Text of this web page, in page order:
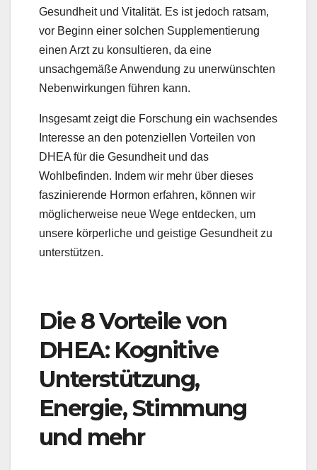
Gesundheit und Vitalität. Es ist jedoch ratsam,
vor Beginn einer solchen Supplementierung
einen Arzt zu konsultieren, da eine
unsachgemäße Anwendung zu unerwünschten
Nebenwirkungen führen kann.
Insgesamt zeigt die Forschung ein wachsendes
Interesse an den potenziellen Vorteilen von
DHEA für die Gesundheit und das
Wohlbefinden. Indem wir mehr über dieses
faszinierende Hormon erfahren, können wir
möglicherweise neue Wege entdecken, um
unsere körperliche und geistige Gesundheit zu
unterstützen.
Die 8 Vorteile von
DHEA: Kognitive
Unterstützung,
Energie, Stimmung
und mehr